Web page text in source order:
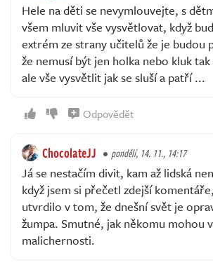
Hele na děti se nevymlouvejte, s
všem mluvit vše vysvětlovat, když
extrém ze strany učitelů že je budou
že nemusí být jen holka nebo kluk
ale vše vysvětlit jak se sluší a patří ...
Odpovědět
ChocolateJJ pondělí, 14. 11., 14:17
Já se nestačím divit, kam až lidská
když jsem si přečetl zdejší
utvrdilo v tom, že dnešní svět je
žumpa. Smutné, jak někomu mohou
malichernosti.